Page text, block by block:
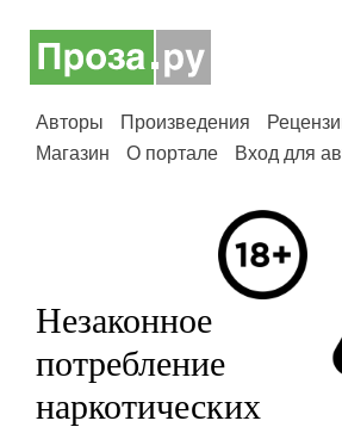
Авторы Произведения
Магазин
О портале Вход для
Незаконное
потребление
наркотических